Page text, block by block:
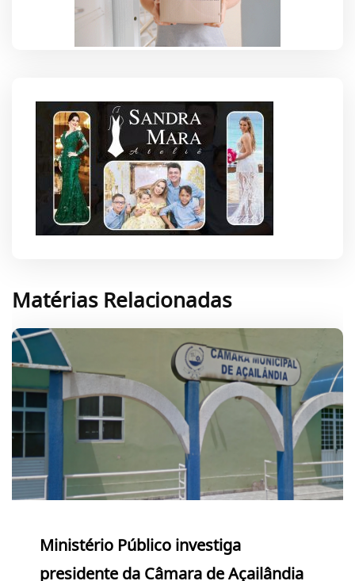
Matérias Relacionadas
Ministério Público investiga
presidente da Câmara de Açailândia